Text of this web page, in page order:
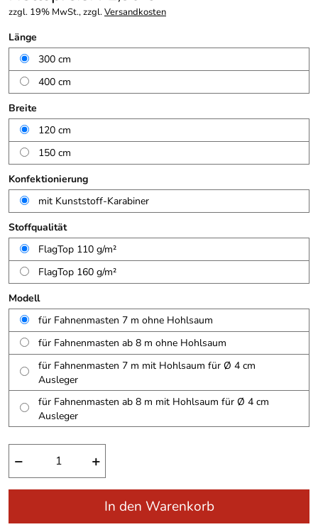
zzgl. 19% MwSt., zzgl.Versandkosten
Länge
300 cm
400 cm
Breite
120 cm
150 cm
Konfektionierung
mit Kunststoff-Karabiner
Stoffqualität
FlagTop 110 g/m²
FlagTop 160 g/m²
Modell
für Fahnenmasten 7 m ohne Hohlsaum
für Fahnenmasten ab 8 m ohne Hohlsaum
für Fahnenmasten 7 m mit Hohlsaum für Ø 4 cm
Ausleger
für Fahnenmasten ab 8 m mit Hohlsaum für Ø 4 cm
Ausleger
− +
In den Warenkorb